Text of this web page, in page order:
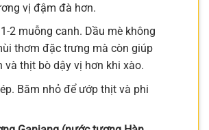
vị đậm đà hơn.
2 muỗng canh. Dầu mè không
thơm đặc trưng mà còn giúp
và thịt bò dậy vị hơn khi xào.
Băm nhỏ để ướp thịt và phi